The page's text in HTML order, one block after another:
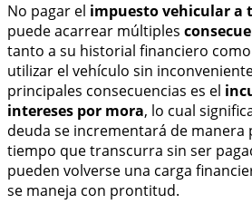
No pagar el impuesto vehicular a
puede acarrear múltiples
tanto a su historial financiero
utilizar el vehículo sin
principales consecuencias es el
intereses por mora, lo cual
deuda se incrementará de manera
tiempo que transcurra sin ser
pueden volverse una carga
se maneja con prontitud.